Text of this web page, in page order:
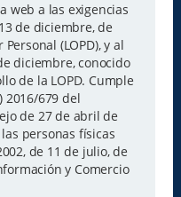
web a las exigencias
de diciembre, de
(LOPD), y al
diciembre, conocido
de la LOPD. Cumple
2016/679 del
de 27 de abril de
personas físicas
de 11 de julio, de
y Comercio